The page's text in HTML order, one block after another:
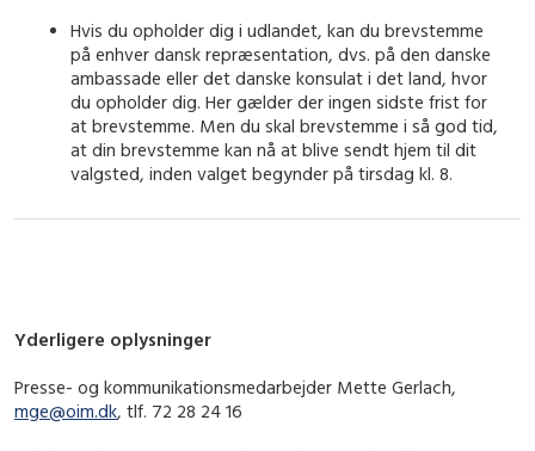
Hvis du opholder dig i udlandet, kan du brevstemme
på enhver dansk repræsentation, dvs. på den danske
ambassade eller det danske konsulat i det land, hvor
du opholder dig. Her gælder der ingen sidste frist for
at brevstemme. Men du skal brevstemme i så god tid,
at din brevstemme kan nå at blive sendt hjem til dit
valgsted, inden valget begynder på tirsdag kl. 8.
Yderligere oplysninger
Presse- og kommunikationsmedarbejder Mette Gerlach,
mge@oim.dk, tlf. 72 28 24 16